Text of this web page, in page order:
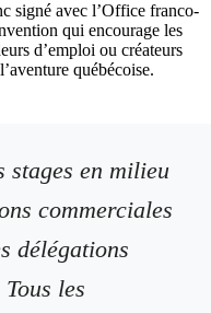
signé avec l’Office franco-
qui encourage les
d’emploi ou créateurs
québécoise.
stages en milieu
commerciales
délégations
les